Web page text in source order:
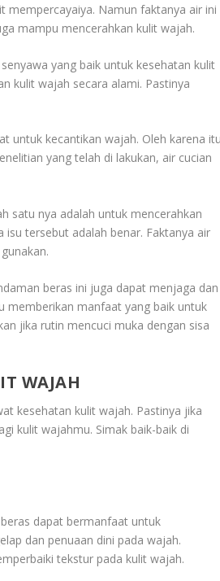
mempercayaiya. Namun faktanya air ini
mampu mencerahkan kulit wajah.
yang baik untuk kesehatan kulit
kulit wajah secara alami. Pastinya
untuk kecantikan wajah. Oleh karena
yang telah di lakukan, air cucian
satu nya adalah untuk mencerahkan
tersebut adalah benar. Faktanya air
beras ini juga dapat menjaga dan
memberikan manfaat yang baik untuk
jika rutin mencuci muka dengan sisa
WAJAH
kesehatan kulit wajah. Pastinya jika
kulit wajahmu. Simak baik-baik di
dapat bermanfaat untuk
dan penuaan dini pada wajah.
tekstur pada kulit wajah.